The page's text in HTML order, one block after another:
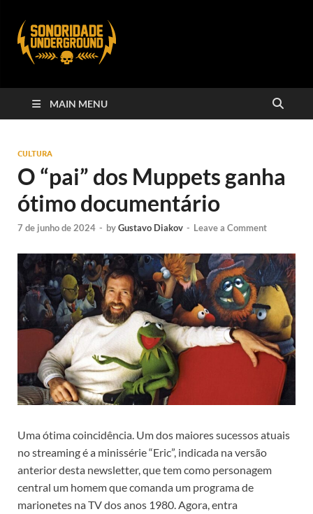
MAIN MENU
CULTURA
O “pai” dos Muppets ganha
ótimo documentário
7 de junho de 2024 - byGustavo Diakov - Leave a Comment
Uma ótima coincidência. Um dos maiores sucessos atuais
no streaming é a minissérie “Eric”, indicada na versão
anterior desta newsletter, que tem como personagem
central um homem que comanda um programa de
marionetes na TV dos anos 1980. Agora, entra